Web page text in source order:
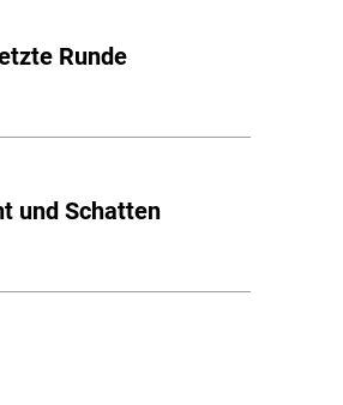
Runde
und Schatten